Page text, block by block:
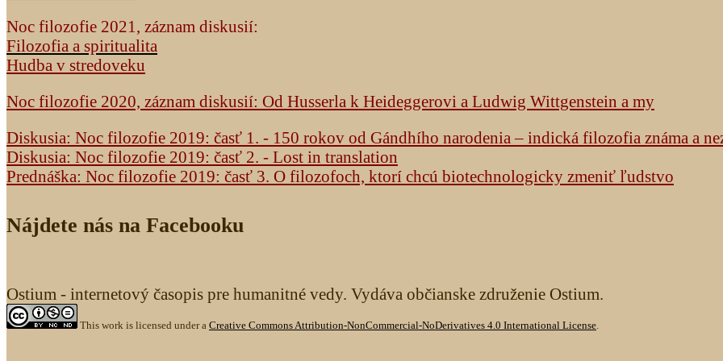
Noc filozofie 2021, záznam diskusií:
Filozofia a spiritualita
Hudba v stredoveku
Noc filozofie 2020, záznam diskusií: Od Husserla k Heideggerovi a Ludwig Wittgenstein a my
Diskusia: Noc filozofie 2019: časť 1. - 150 rokov od Gándhího narodenia – indická filozofia známa a
Diskusia: Noc filozofie 2019: časť 2. - Lost in translation
Prednáška: Noc filozofie 2019: časť 3. O filozofoch, ktorí chcú biotechnologicky zmeniť ľudstvo
Nájdete nás na Facebooku
Ostium - internetový časopis pre humanitné vedy. Vydáva občianske združenie Ostium.
This work is licensed under a Creative Commons Attribution-NonCommercial-NoDerivatives 4.0 International License.